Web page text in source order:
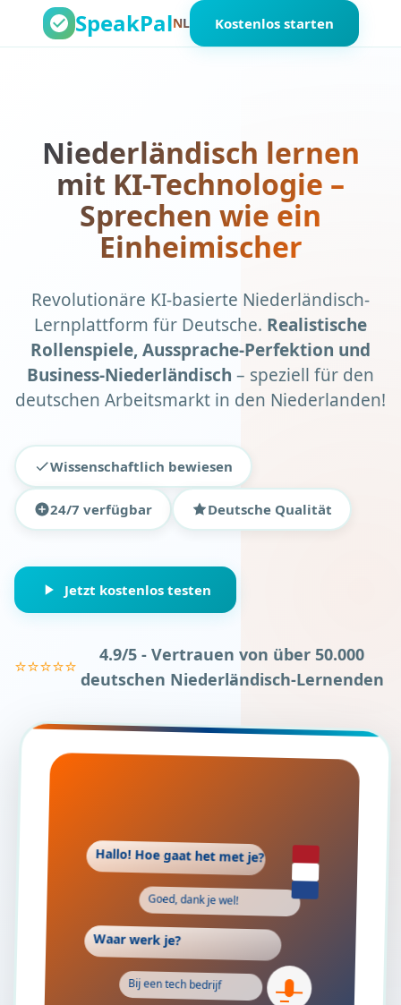
SpeakPalNL Kostenlos starten
Niederländisch lernen
mit KI-Technologie –
Sprechen wie ein
Einheimischer
Revolutionäre KI-basierte Niederländisch-
Lernplattform für Deutsche. Realistische
Rollenspiele, Aussprache-Perfektion und
Business-Niederländisch – speziell für den
deutschen Arbeitsmarkt in den Niederlanden!
Wissenschaftlich bewiesen
24/7 verfügbar Deutsche Qualität
Jetzt kostenlos testen
⭐⭐⭐⭐⭐
4.9/5 - Vertrauen von über 50.000
deutschen Niederländisch-Lernenden
Hallo! Hoe gaat het met je?
Goed, dank je wel!
Waar werk je?
Bij een tech bedrijf